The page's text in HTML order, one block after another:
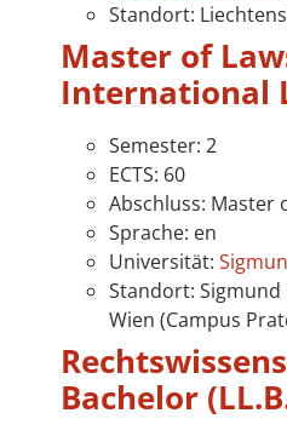
Standort:
Master of
International
Semester: 2
ECTS: 60
Abschluss: Master
Sprache: en
Universität:
Standort:
Wien (Campus
Bachelor